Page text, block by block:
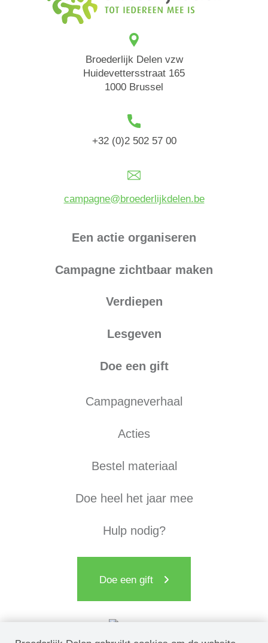
Broederlijk Delen vzw
Huidevettersstraat 165
1000 Brussel
+32 (0)2 502 57 00
campagne@broederlijkdelen.be
Een actie organiseren
Campagne zichtbaar maken
Verdiepen
Lesgeven
Doe een gift
Campagneverhaal
Acties
Bestel materiaal
Doe heel het jaar mee
Hulp nodig?
Doe een gift